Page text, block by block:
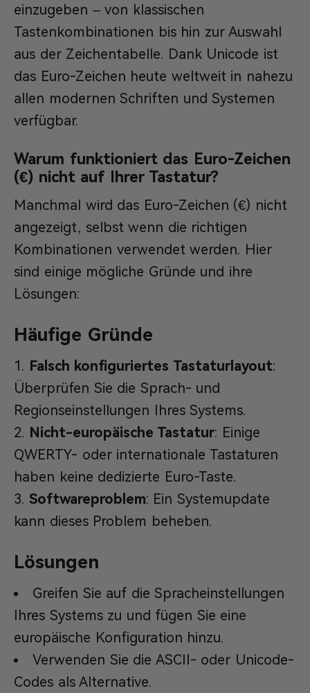
einzugeben – von klassischen
Tastenkombinationen bis hin zur Auswahl
aus der Zeichentabelle. Dank Unicode ist
das Euro-Zeichen heute weltweit in nahezu
allen modernen Schriften und Systemen
verfügbar.
Warum funktioniert das Euro-Zeichen
(€) nicht auf Ihrer Tastatur?
Manchmal wird das Euro-Zeichen (€) nicht
angezeigt, selbst wenn die richtigen
Kombinationen verwendet werden. Hier
sind einige mögliche Gründe und ihre
Lösungen:
Häufige Gründe
Falsch konfiguriertes Tastaturlayout:
Überprüfen Sie die Sprach- und
Regionseinstellungen Ihres Systems.
Nicht-europäische Tastatur: Einige
QWERTY- oder internationale Tastaturen
haben keine dedizierte Euro-Taste.
Softwareproblem: Ein Systemupdate
kann dieses Problem beheben.
Lösungen
Greifen Sie auf die Spracheinstellungen
Ihres Systems zu und fügen Sie eine
europäische Konfiguration hinzu.
Verwenden Sie die ASCII- oder Unicode-
Codes als Alternative.